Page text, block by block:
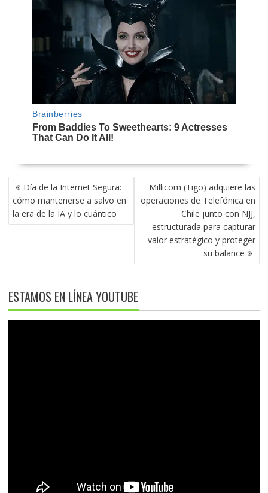
NAVEGACIÓN
DE
ENTRADAS
Día de la Internet Segura:
cómo mantenerse a salvo en
la era de la IA y lo cuántico
Millicom (Tigo) adquiere las
operaciones de Telefónica en
Chile junto con NJJ,
estructurada para capturar
valor estratégico y proteger
su balance
ESTAMOS EN LÍNEA YOUTUBE